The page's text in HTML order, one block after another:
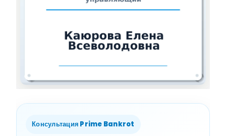
Консультация Prime Bankrot